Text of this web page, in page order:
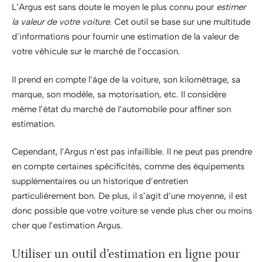
L’Argus est sans doute le moyen le plus connu pour estimer
la valeur de votre voiture. Cet outil se base sur une multitude
d’informations pour fournir une estimation de la valeur de
votre véhicule sur le marché de l’occasion.
Il prend en compte l’âge de la voiture, son kilométrage, sa
marque, son modèle, sa motorisation, etc. Il considère
même l’état du marché de l’automobile pour affiner son
estimation.
Cependant, l’Argus n’est pas infaillible. Il ne peut pas prendre
en compte certaines spécificités, comme des équipements
supplémentaires ou un historique d’entretien
particulièrement bon. De plus, il s’agit d’une moyenne, il est
donc possible que votre voiture se vende plus cher ou moins
cher que l’estimation Argus.
Utiliser un outil d’estimation en ligne pour